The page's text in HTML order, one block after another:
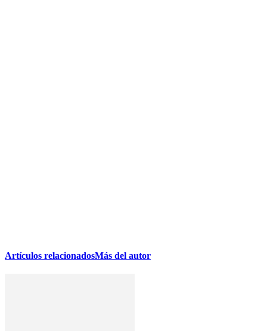
Artículos relacionadosMás del autor